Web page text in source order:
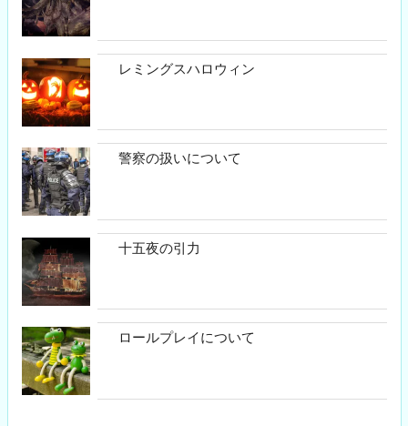
ョ
ン
レミングスハロウィン
警察の扱いについて
十五夜の引力
ロールプレイについて